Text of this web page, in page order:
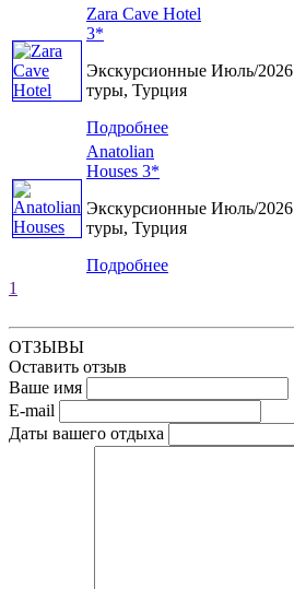
Zara Cave Hotel
3*
Экскурсионные
туры, Турция
Подробнее
Июль/2026
Anatolian
Houses 3*
Экскурсионные
туры, Турция
Подробнее
Июль/2026
1
ОТЗЫВЫ
Оставить отзыв
Ваше имя
E-mail
Даты вашего отдыха